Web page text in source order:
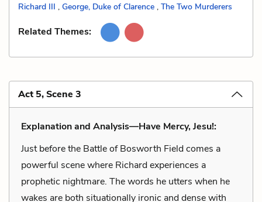
Richard III , George, Duke of Clarence , The Two Murderers
Related Themes:
Act 5, Scene 3
Explanation and Analysis—Have Mercy, Jesu!:
Just before the Battle of Bosworth Field comes a
powerful scene where Richard experiences a
prophetic nightmare. The words he utters when he
wakes are both situationally ironic and dense with